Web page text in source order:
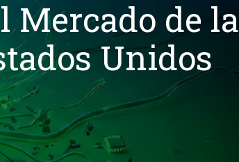
Mercado de la
Unidos